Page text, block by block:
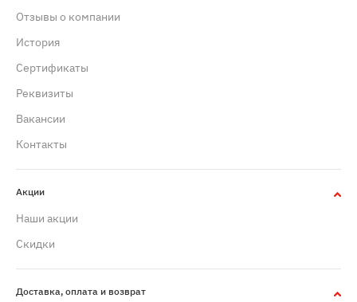
Отзывы о компании
История
Сертификаты
Реквизиты
Вакансии
Контакты
Акции
Наши акции
Скидки
Доставка, оплата и возврат